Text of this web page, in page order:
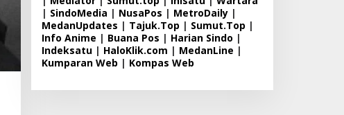
| SindoMedia | NusaPos | MetroDaily|
MedanUpdates | Tajuk.Top | Sumut.Top |
Info Anime | Buana Pos | Harian Sindo |
Indeksatu| HaloKlik.com | MedanLine |
Kumparan Web | Kompas Web